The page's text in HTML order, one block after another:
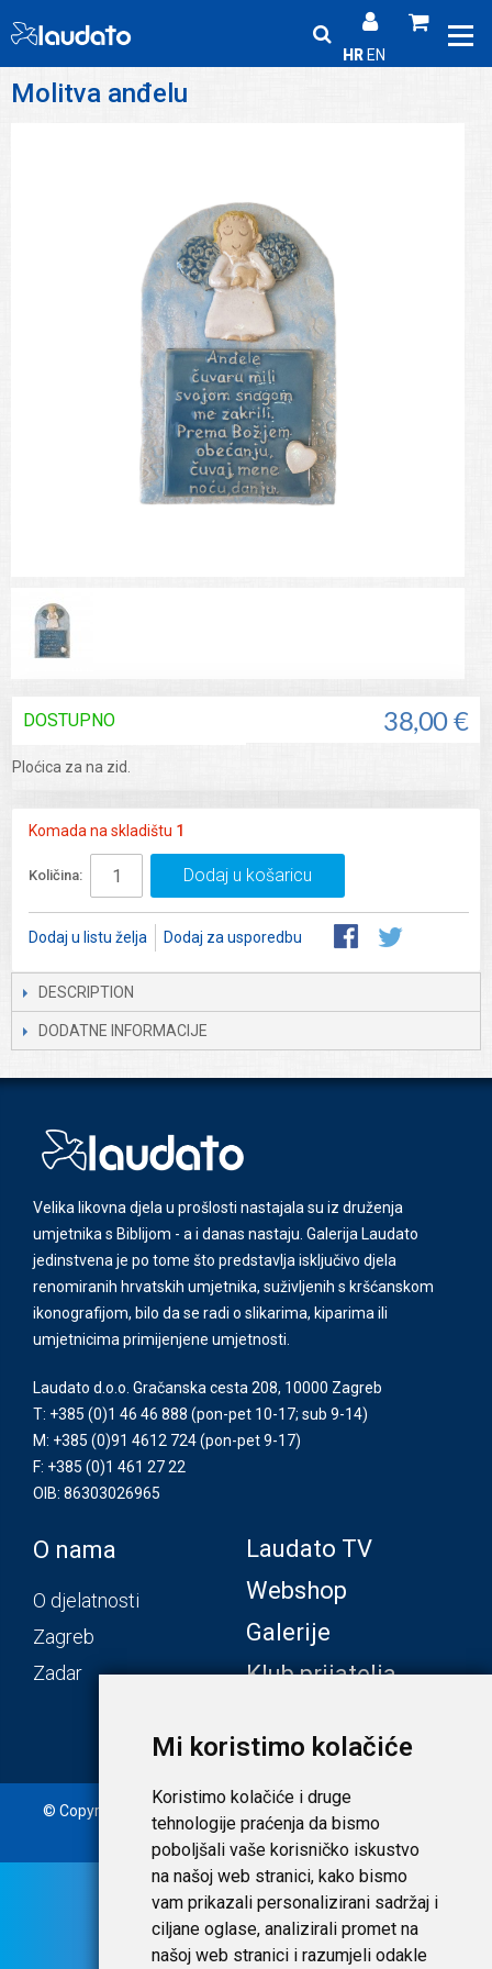
Mi koristimo kolačiće
Koristimo kolačiće i druge
tehnologije praćenja da bismo
poboljšali vaše korisničko iskustvo
na našoj web stranici, kako bismo
vam prikazali personalizirani sadržaj i
ciljane oglase, analizirali promet na
našoj web stranici i razumjeli odakle
HR EN
Molitva anđelu
38,00 €
DOSTUPNO
Ploćica za na zid.
Komada na skladištu 1
Količina: Dodaj u košaricu
Dodaj u listu želja Dodaj za usporedbu
DESCRIPTION
DODATNE INFORMACIJE
Velika likovna djela u prošlosti nastajala su iz druženja
umjetnika s Biblijom - a i danas nastaju. Galerija Laudato
jedinstvena je po tome što predstavlja isključivo djela
renomiranih hrvatskih umjetnika, suživljenih s kršćanskom
ikonografijom, bilo da se radi o slikarima, kiparima ili
umjetnicima primijenjene umjetnosti.
Laudato d.o.o. Gračanska cesta 208, 10000 Zagreb
T: +385 (0)1 46 46 888 (pon-pet 10-17; sub 9-14)
M: +385 (0)91 4612 724(pon-pet 9-17)
F: +385 (0)1 461 27 22
OIB: 86303026965
O nama
O djelatnosti
Zagreb
Zadar
Laudato TV
Webshop
Galerije
Klub prijatelja
© Copyright 2020. Laudato d.o.o. | Tečaj konverzije: 1 EUR =
7,53450 HRK | Uvjeti i privatnost